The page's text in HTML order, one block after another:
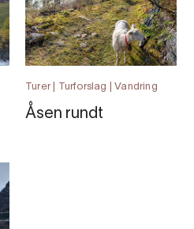
Turer | Turforslag | Vandring
Åsen rundt